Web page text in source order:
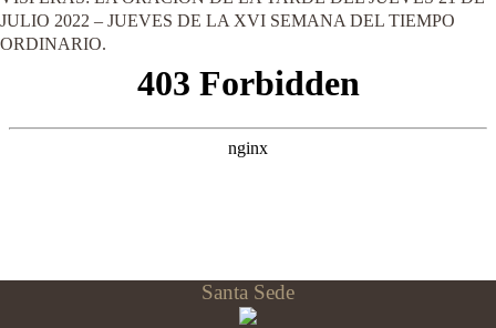
JULIO 2022 – JUEVES DE LA XVI SEMANA DEL TIEMPO
ORDINARIO.
Santa Sede